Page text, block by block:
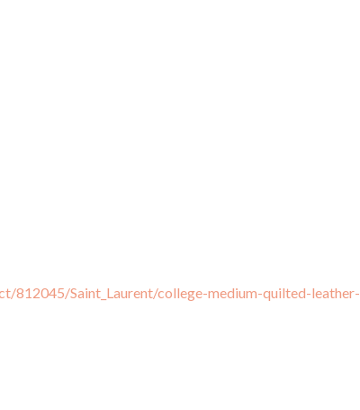
812045/Saint_Laurent/college-medium-quilted-leather-